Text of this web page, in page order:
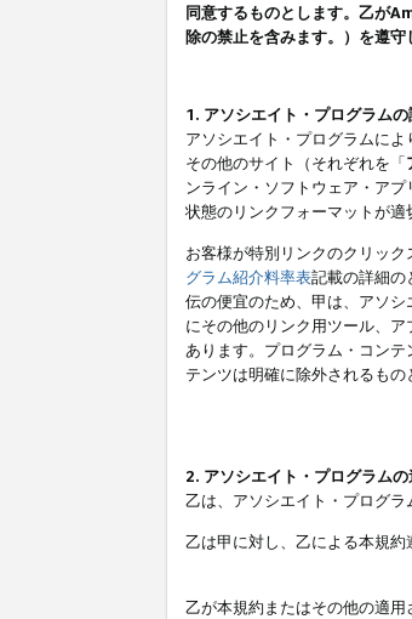
同意するものとします。乙が
除の禁止を含みます。）を遵守
1. アソシエイト・プログラムの
アソシエイト・プログラムによ
その他のサイト（それぞれを「
ンライン・ソフトウェア・ア
状態のリンクフォーマットが
お客様が特別リンクのクリッ
グラム紹介料率表記載の詳細の
伝の便宜のため、甲は、アソ
にその他のリンク用ツール、
あります。プログラム・コン
テンツは明確に除外されるもの
2. アソシエイト・プログラム
乙は、アソシエイト・プログラ
乙は甲に対し、乙による本規約
乙が本規約またはその他の適